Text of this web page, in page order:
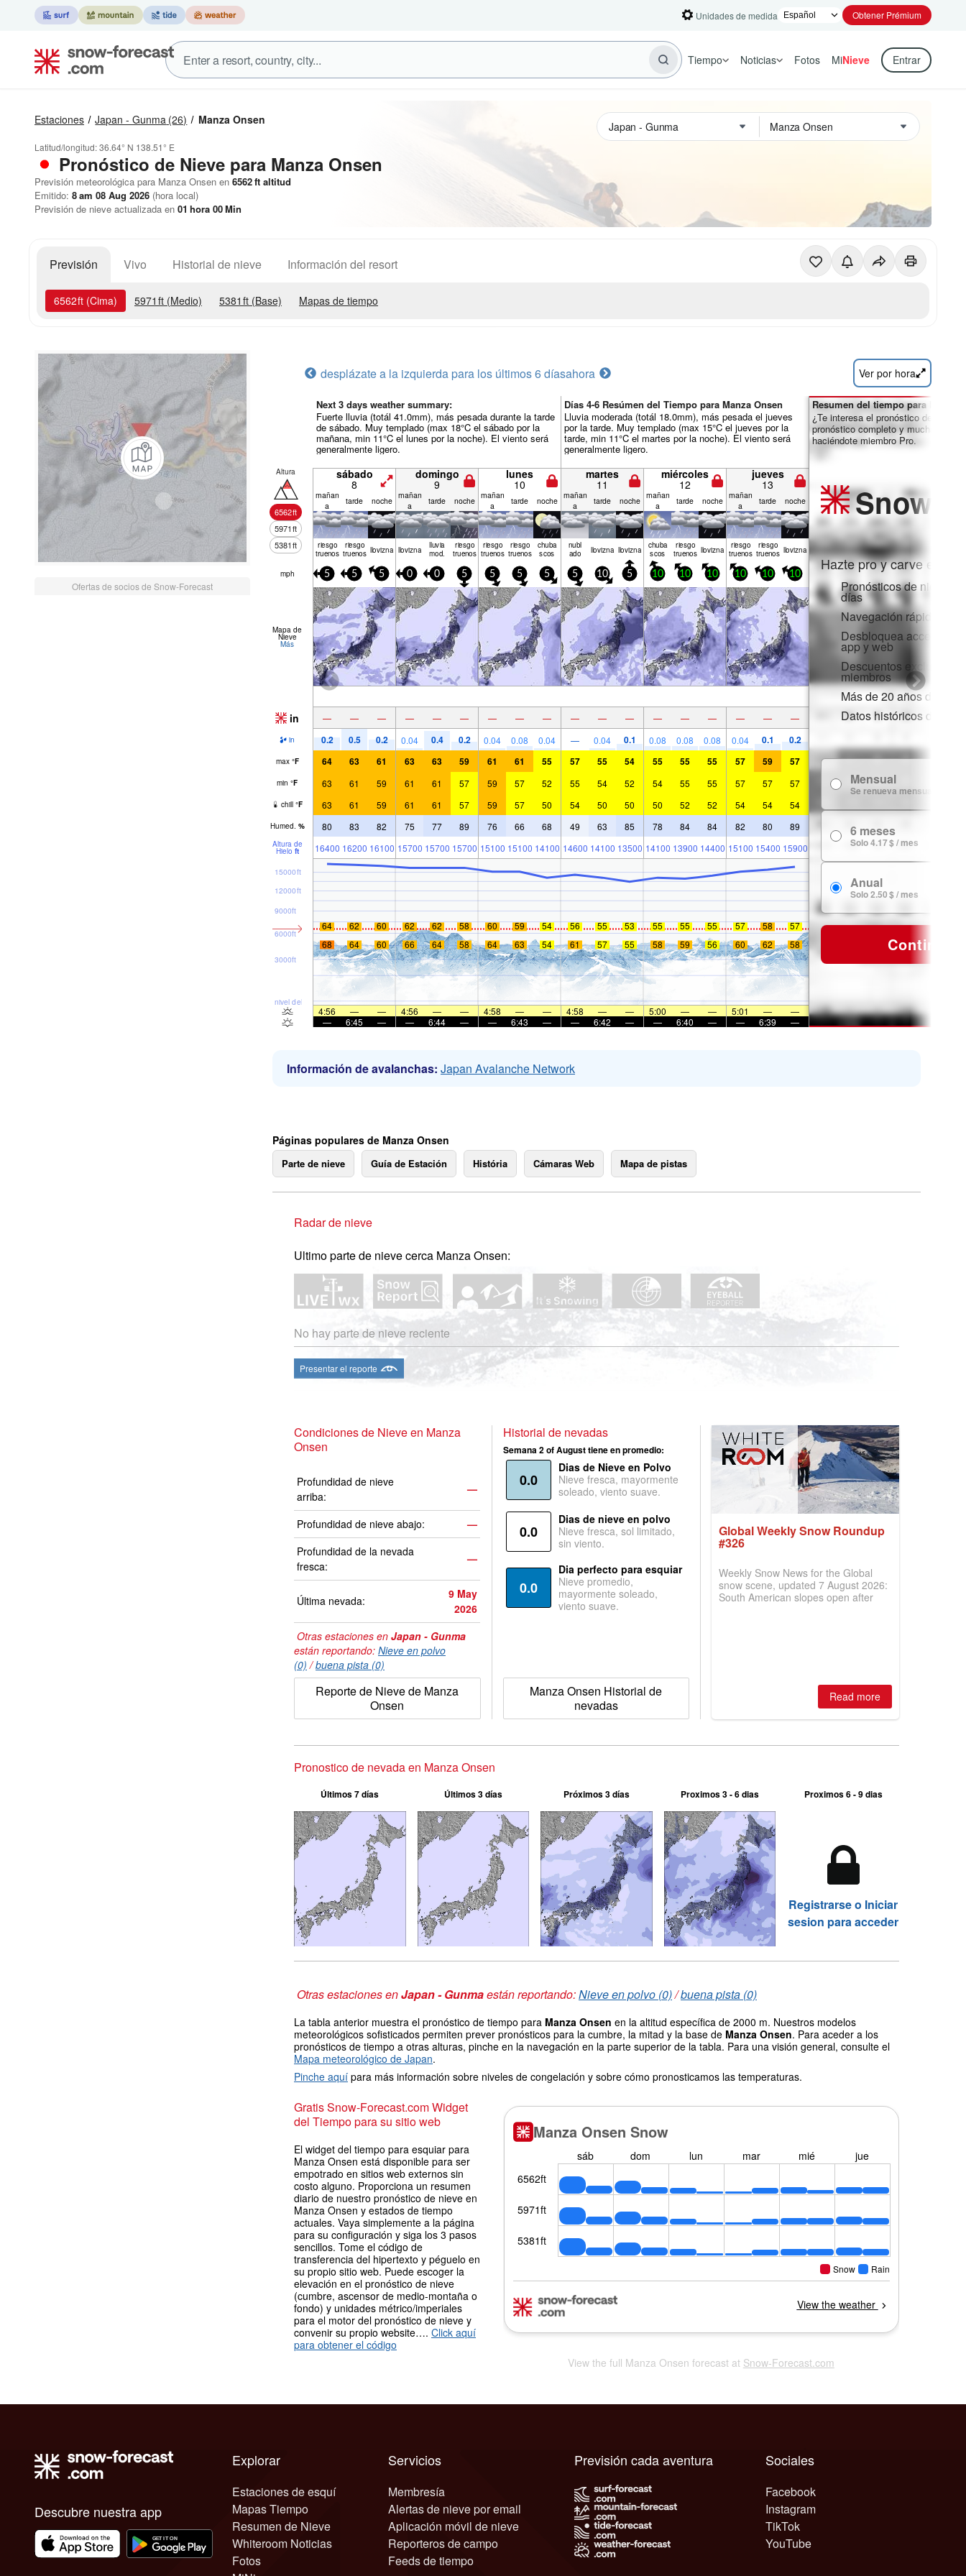
Unidades de medida Obtener Prémium
Tiempo Noticias Fotos MiNieve Entrar
Estaciones Japan - Gunma (26) Manza Onsen
Latitud/longitud:36.64° N 138.51° E
Pronóstico de Nieve para Manza Onsen
Previsión meteorológica para Manza Onsen en 6562ft altitud
Emitido: 8 am 08 Aug 2026 (hora local)
Previsión de nieve actualizada en 01 hora 00Min
Previsión Vivo Historial de nieve Información del resort
6562ft (Cima) 5971 ft (Medio) 5381 ft (Base) Mapas de tiempo
Ofertas de socios de Snow-Forecast
desplázate a la izquierda para los últimos 6 díasahora Ver por hora
Next 3 days weather summary:
Fuerte lluvia (totál 41.0mm), más pesada durante la tarde
de sábado. Muy templado (max 18°C el sábado por la
mañana, min 11°C el lunes por la noche). El viento será
generalmente ligero.
Días 4-6 Resúmen del Tiempo para Manza Onsen
Lluvia moderada (totál 18.0mm), más pesada el jueves
por la tarde. Muy templado (max 15°C el jueves por la
tarde, min 11°C el martes por la noche). El viento será
generalmente ligero.
Altura
6562ft
5971ft
5381ft
sábado
8
domingo
9
lunes
10
martes
11
miércoles
12
jueves
13
mañan
a
tarde noche mañan
a
tarde noche mañan
a
tarde noche mañan
a
tarde noche mañan
a
tarde noche mañan
a
tarde noche
riesgo
truenos
riesgo
truenos llov­izna llov­izna lluvia
mod.
riesgo
truenos
riesgo
truenos
riesgo
truenos
chuba
scos
nubl
ado llov­izna llov­izna chuba
scos
riesgo
truenos llov­izna riesgo
truenos
riesgo
truenos llov­izna
mph 5 5 5 0 0 5 5 5 5 5 10 5 10 10 10 10 10 10
Mapa de
Nieve
Más
in — — — — — — — — — — — — — — — — — —
in 0.2 0.5 0.2 0.04 0.4 0.2 0.04 0.08 0.04 — 0.04 0.1 0.08 0.08 0.08 0.04 0.1 0.2
max °F 64 63 61 63 63 59 61 61 55 57 55 54 55 55 55 57 59 57
min °F 63 61 59 61 61 57 59 57 52 55 54 52 54 55 55 57 57 57
chill °F 63 61 59 61 61 57 59 57 50 54 50 50 50 52 52 54 54 54
Humed. % 80 83 82 75 77 89 76 66 68 49 63 85 78 84 84 82 80 89
Altura de
Hielo ft 16400 16200 16100 15700 15700 15700 15100 15100 14100 14600 14100 13500 14100 13900 14400 15100 15400 15900
nivel del mar
3000ft
6000ft
9000ft
12000ft
15000ft
64 62 60 62 62 58 60 59 54 56 55 53 55 55 55 57 58
57
68
64 60 66 64 58 64 63 54 61 57 55 58 59 56 60 62 58
4:56 — — 4:56 — — 4:58 — — 4:58 — — 5:00 — — 5:01 —
—
—
6:45 — — 6:44 — — 6:43 — — 6:42 — — 6:40 — — 6:39 —
Resumen del tiempo para los días
¿Te interesa el pronóstico de 16
pronóstico completo y muchas más
haciéndote miembro Pro.
Snow
Hazte pro y carve en:
Pronósticos de nieve
días
Navegación rápida sin
Desbloquea acceso
app y web
Descuentos exclusivos
miembros
Más de 20 años de
Datos históricos de
Mensual
Se renueva mensualmente
6 meses
Solo 4.17 $ / mes
Anual
Solo 2.50 $ / mes
Continuar
Información de avalanchas: Japan Avalanche Network
Páginas populares de Manza Onsen
Parte de nieve Guía de Estación História Cámaras Web Mapa de pistas
Radar de nieve
Ultimo parte de nieve cerca Manza Onsen:
No hay parte de nieve reciente
Presentar el reporte
Condiciones de Nieve en Manza
Onsen
Profundidad de nieve
arriba:
—
Profundidad de nieve abajo:
—
Profundidad de la nevada
fresca:
—
Última nevada:
9 May
2026
Otras estaciones en Japan - Gunma
están reportando: Nieve en polvo
(0) /buena pista (0)
Reporte de Nieve de Manza
Onsen
Historial de nevadas
Semana 2 of August tiene en promedio:
0.0
Dias de Nieve en Polvo
Nieve fresca, mayormente
soleado, viento suave.
0.0
Dias de nieve en polvo
Nieve fresca, sol limitado,
sin viento.
0.0
Dia perfecto para esquiar
Nieve promedio,
mayormente soleado,
viento suave.
Manza Onsen Historial de
nevadas
Global Weekly Snow Roundup
#326
Weekly Snow News for the Global
snow scene, updated 7 August 2026:
South American slopes open after
Read more
Pronostico de nevada en Manza Onsen
Últimos 7 días Últimos 3 días Próximos 3 días Proximos 3 - 6 dias Proximos 6 - 9 dias
Registrarse o Iniciar
sesion para acceder
Otras estaciones enJapan - Gunmaestán reportando:Nieve en polvo (0)/buena pista (0)
La tabla anterior muestra el pronóstico de tiempo para Manza Onsen en la altitud específica de 2000 m. Nuestros modelos
meteorológicos sofisticados permiten prever pronósticos para la cumbre, la mitad y la base de Manza Onsen. Para aceder a los
pronósticos de tiempo a otras alturas, pinche en la navegación en la parte superior de la tabla. Para una visión general, consulte el
Mapa meteorológico de Japan.
Pinche aquí para más información sobre niveles de congelación y sobre cómo pronosticamos las temperaturas.
Gratis Snow-Forecast.com Widget
del Tiempo para su sitio web
El widget del tiempo para esquiar para
Manza Onsen está disponible para ser
empotrado en sitios web externos sin
costo alguno. Proporciona un resumen
diario de nuestro pronóstico de nieve en
Manza Onsen y estados de tiempo
actuales. Vaya simplemente a la página
para su configuración y siga los 3 pasos
sencillos. Tome el código de
transferencia del hipertexto y péguelo en
su propio sitio web. Puede escoger la
elevación en el pronóstico de nieve
(cumbre, ascensor de medio-montaña o
fondo) y unidades métrico/imperiales
para el motor del pronóstico de nieve y
convenir su propio website…. Click aquí
para obtener el código
View the full Manza Onsen forecast at Snow-Forecast.com
Descubre nuestra app
Explorar
Estaciones de esquí
Mapas Tiempo
Resumen de Nieve
Whiteroom Noticias
Fotos
Servicios
Membresía
Alertas de nieve por email
Aplicación móvil de nieve
Reporteros de campo
Feeds de tiempo
Sociales
Facebook
Instagram
TikTok
YouTube
Previsión cada aventura